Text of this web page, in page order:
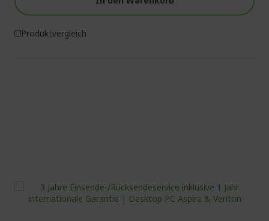
Produktvergleich